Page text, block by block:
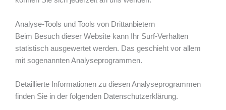
Analyse-Tools und Tools von Dritt­anbietern
Beim Besuch dieser Website kann Ihr Surf-Verhalten
statistisch ausgewertet werden. Das geschieht vor allem
mit sogenannten Analyseprogrammen.
Detaillierte Informationen zu diesen Analyseprogrammen
finden Sie in der folgenden Datenschutzerklärung.